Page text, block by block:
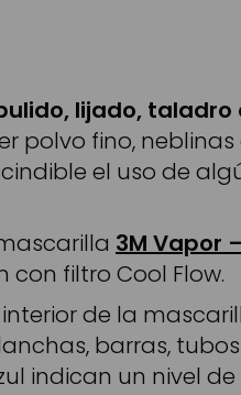
lijado, taladro
polvo fino,
el uso de
3M Vapor
filtro Cool Flow.
de la
barras,
indican un nivel de